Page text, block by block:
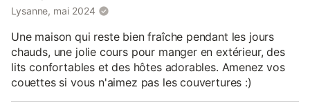
€ par jour et par personne selon la période de l'année et le
nombre de participants. Minimum de location : deux nuits, deux
personnes. Les locataires devront se munir des draps, du linge
de toilette et de maison.
De même les produits de toilette et d'entretien ne sont pas
fournis. L'électricité (avec le chauffage et climatisation par
Lysanne, mai 2024
Une maison qui reste bien fraîche pendant les jours
chauds, une jolie cours pour manger en extérieur, des
lits confortables et des hôtes adorables. Amenez vos
couettes si vous n'aimez pas les couvertures :)